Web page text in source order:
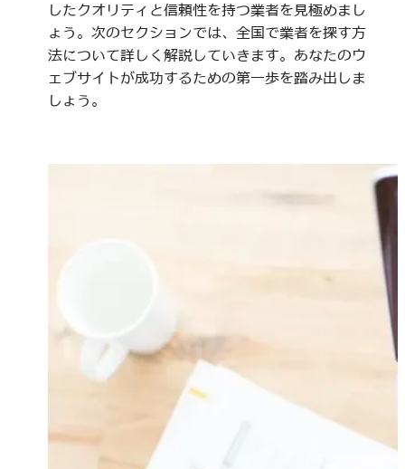
したクオリティと信頼性を持つ業者を見極めまし
ょう。次のセクションでは、全国で業者を探す方
法について詳しく解説していきます。あなたのウ
ェブサイトが成功するための第一歩を踏み出しま
しょう。